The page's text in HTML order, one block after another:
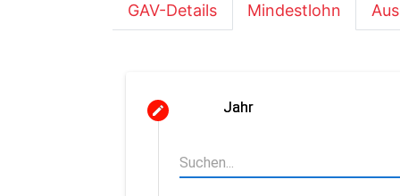
GAV-Details Mindestlohn
Jahr